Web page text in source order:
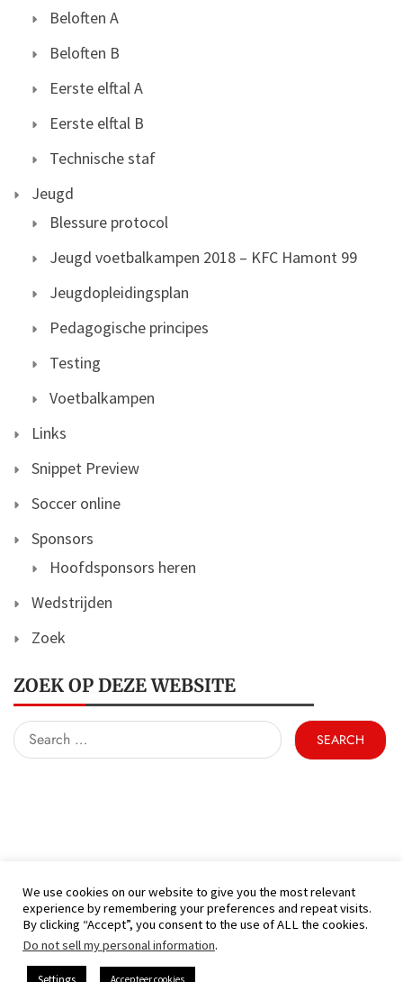
Beloften A
Beloften B
Eerste elftal A
Eerste elftal B
Technische staf
Jeugd
Blessure protocol
Jeugd voetbalkampen 2018 – KFC Hamont 99
Jeugdopleidingsplan
Pedagogische principes
Testing
Voetbalkampen
Links
Snippet Preview
Soccer online
Sponsors
Hoofdsponsors heren
Wedstrijden
Zoek
ZOEK OP DEZE WEBSITE
Search
for:
(C) KFC Hamont 99 - Alle rechten voorbehouden
Proudly powered by WordPress
News byCandid Themes
We use cookies on our website to give you the most relevant
experience by remembering your preferences and repeat visits.
By clicking “Accept”, you consent to the use of ALL the cookies.
Do not sell my personal information.
Accepteer cookies